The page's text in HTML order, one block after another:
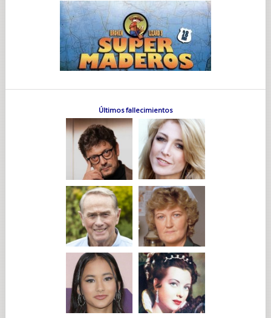
Últimos fallecimientos